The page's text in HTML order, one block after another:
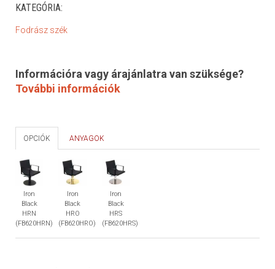
KATEGÓRIA:
Fodrász szék
Információra vagy árajánlatra van szüksége?
További információk
OPCIÓK ANYAGOK
Iron
Black
HRN
(FB620HRN)
Iron
Black
HRO
(FB620HRO)
Iron
Black
HRS
(FB620HRS)